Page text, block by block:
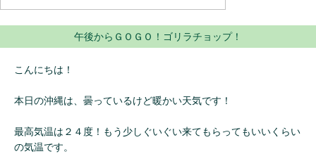
午後からＧＯＧＯ！ゴリラチョップ！
こんにちは！
本日の沖縄は、曇っているけど暖かい天気です！
最高気温は２４度！もう少しぐいぐい来てもらってもいいくらい
の気温です。